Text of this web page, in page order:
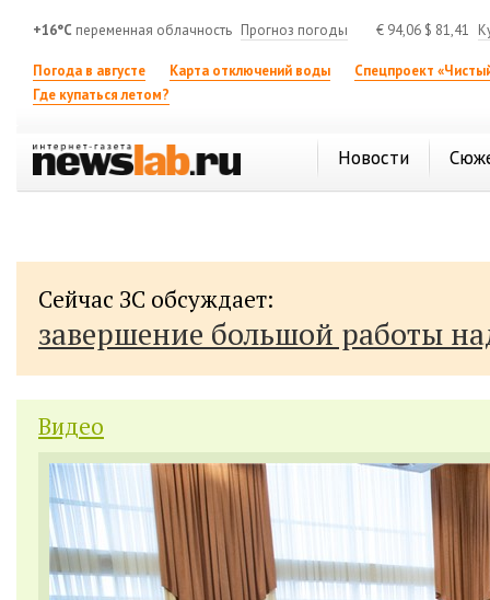
+16°C переменная облачность Прогноз погоды € 94,06 $ 81,41
Погода в августе Карта отключений воды
Спецпроект
Где купаться летом?
Новости
Сейчас ЗС обсуждает:
завершение большой работы
Видео